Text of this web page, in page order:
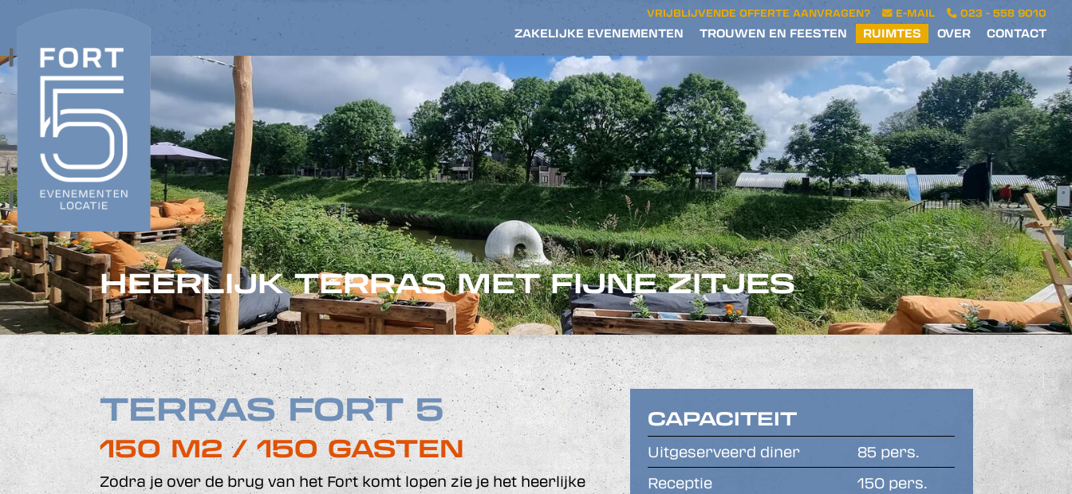
VRIJBLIJVENDE OFFERTE AANVRAGEN? E-MAIL 023 - 558 9010
ZAKELIJKE EVENEMENTEN TROUWEN EN FEESTEN RUIMTES OVER CONTACT
HEERLIJK TERRAS MET FIJNE ZITJES
TERRAS FORT 5
150 M2 / 150 GASTEN
Zodra je over de brug van het Fort komt lopen zie je het heerlijke
CAPACITEIT
Uitgeserveerd diner
85 pers.
Receptie
150 pers.